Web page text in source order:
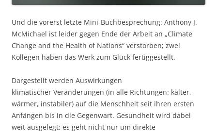
Und die vorerst letzte Mini-Buchbesprechung: Anthony J.
McMichael ist leider gegen Ende der Arbeit an „Climate
Change and the Health of Nations“ verstorben; zwei
Kollegen haben das Werk zum Glück fertiggestellt.
Dargestellt werden Auswirkungen
klimatischer Veränderungen (in alle Richtungen: kälter,
wärmer, instabiler) auf die Menschheit seit ihren ersten
Anfängen bis in die Gegenwart. Gesundheit wird dabei
weit ausgelegt; es geht nicht nur um direkte